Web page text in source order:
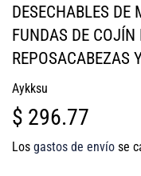
DESECHABLES DE
FUNDAS DE COJÍN
REPOSACABEZAS
Aykksu
$ 296.77
Los gastos de envío se